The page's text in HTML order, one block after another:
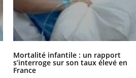
Mortalité infantile : un rapport
s’interroge sur son taux élevé en
France